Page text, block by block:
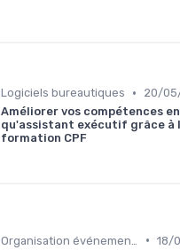
Logiciels bureautiques •
20/
Améliorer vos compétences
qu'assistant exécutif grâce à
formation CPF
• 18/